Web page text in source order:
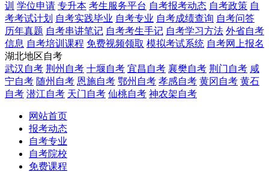
训 学位申请 专升本 考生服务平台 自考报考动态 自考政策 自
考考试计划 自考实践毕业 自考专业 自考成绩查询 自考问答
历年真题 自考串讲笔记 自考考生手记 自考学习方法 外省自考
信息 自考培训课程 免费视频领取 模拟考试系统 自考网上报名
湖北地区自考
武汉自考 荆州自考 十堰自考 宜昌自考 襄樊自考 荆门自考 咸
宁自考 随州自考 恩施自考 鄂州自考 孝感自考 黄冈自考 黄石
自考 潜江自考 天门自考 仙桃自考 神农架自考
网站首页
报考动态
自考专业
自考院校
免费课程